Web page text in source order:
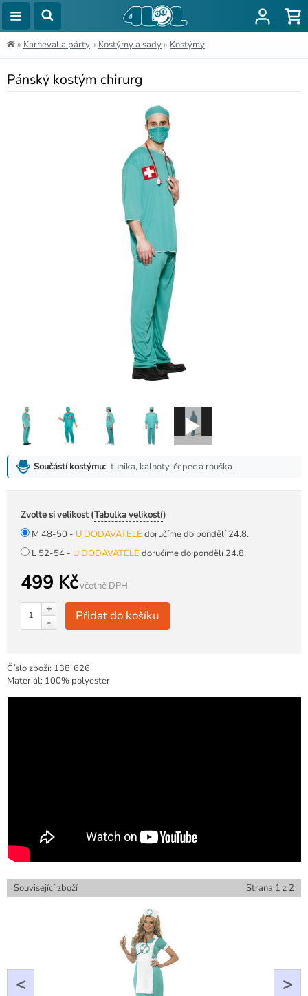
» Karneval a párty » Kostýmy a sady » Kostýmy
Pánský kostým chirurg
Součástí kostýmu: tunika, kalhoty, čepec a rouška
Zvolte si velikost (Tabulka velikostí)
M 48-50 - U DODAVATELE doručíme do pondělí 24.8.
L 52-54 - U DODAVATELE doručíme do pondělí 24.8.
499 Kčvčetně DPH
+
-
Přidat do košíku
Číslo zboží: 138 626
Materiál: 100% polyester
Související zboží Strana 1 z 2
< >